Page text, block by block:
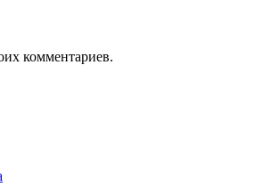
комментариев.